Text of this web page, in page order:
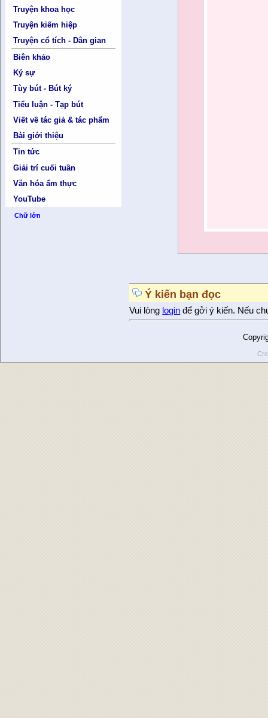
Truyện khoa học
Truyện kiếm hiệp
Truyện cổ tích - Dân gian
Biên khảo
Ký sự
Tùy bút - Bút ký
Tiểu luận - Tạp bút
Viết về tác giả & tác phẩm
Bài giới thiệu
Tin tức
Giải trí cuối tuần
Văn hóa ẩm thực
YouTube
Chữ lớn
Ý kiến bạn đọc
Vui lòng login để gởi ý kiến. Nếu